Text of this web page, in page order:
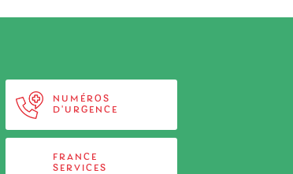
NUMÉROS
D'URGENCE
FRANCE
SERVICES